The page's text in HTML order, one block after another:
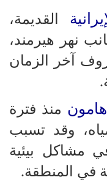
القديمة،
نهر هيرمند،
آخر الزمان
هامون منذ فترة
وقد تسبب
مشاكل بيئية
في المنطقة.